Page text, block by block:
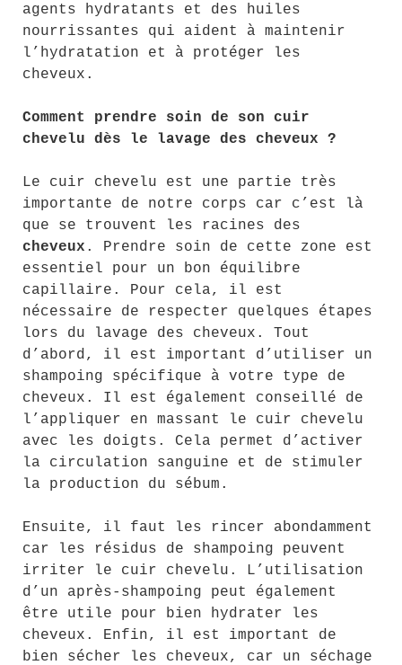
agents hydratants et des huiles
nourrissantes qui aident à maintenir
l’hydratation et à protéger les
cheveux.
Comment prendre soin de son cuir
chevelu dès le lavage des cheveux ?
Le cuir chevelu est une partie très
importante de notre corps car c’est là
que se trouvent les racines des
cheveux . Prendre soin de cette zone est
essentiel pour un bon équilibre
capillaire. Pour cela, il est
nécessaire de respecter quelques étapes
lors du lavage des cheveux. Tout
d’abord, il est important d’utiliser un
shampoing spécifique à votre type de
cheveux. Il est également conseillé de
l’appliquer en massant le cuir chevelu
avec les doigts. Cela permet d’activer
la circulation sanguine et de stimuler
la production du sébum.
Ensuite, il faut les rincer abondamment
car les résidus de shampoing peuvent
irriter le cuir chevelu. L’utilisation
d’un après-shampoing peut également
être utile pour bien hydrater les
cheveux. Enfin, il est important de
bien sécher les cheveux, car un séchage